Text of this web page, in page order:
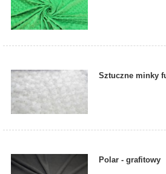
Sztuczne minky
Polar - grafitowy